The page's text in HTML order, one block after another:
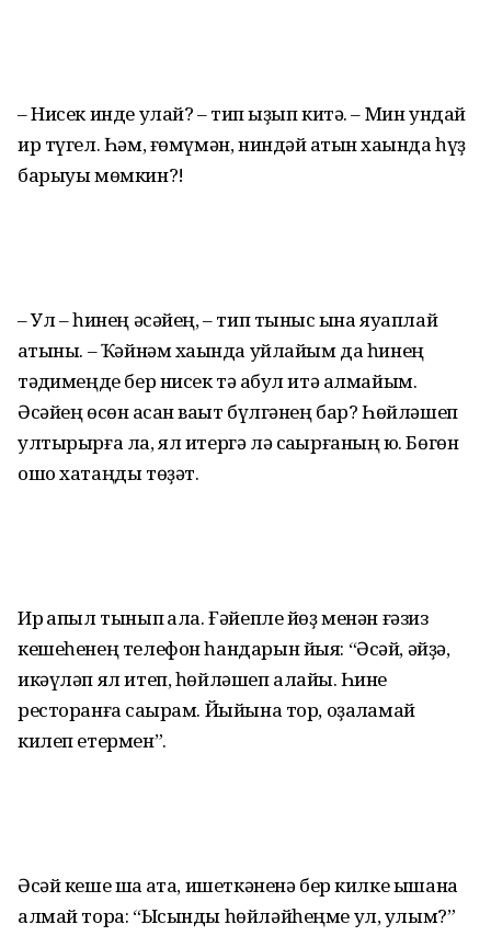
– Нисек инде улай? – тип ҡыҙып китә. – Мин ундай
ир түгел. Һәм, ғөмүмән, ниндәй ҡатын хаҡында һүҙ
барыуы мөмкин?!
– Ул – һинең әсәйең, – тип тыныс ҡына яуаплай
ҡатыны. – Ҡәйнәм хаҡында уйлайым да һинең
тәҡдимеңде бер нисек тә ҡабул итә алмайым.
Әсәйең өсөн ҡасан ваҡыт бүлгәнең бар? Һөйләшеп
ултырырға ла, ял итергә лә саҡырғаның юҡ. Бөгөн
ошо хатаңды төҙәт.
Ир ҡапыл тынып ҡала. Ғәйепле йөҙ менән ғәзиз
кешеһенең телефон һандарын йыя: “Әсәй, әйҙә,
икәүләп ял итеп, һөйләшеп алайыҡ. Һине
ресторанға саҡырам. Йыйына тор, оҙаҡламай
килеп етермен”.
Әсәй кеше шаҡ ҡата, ишеткәненә бер килке ышана
алмай тора: “Ысынды һөйләйһеңме ул, улым?”